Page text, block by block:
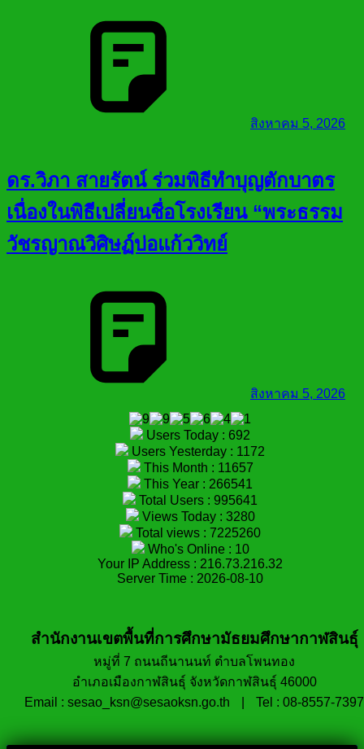
สิงหาคม 5, 2026
ดร.วิภา สายรัตน์ ร่วมพิธีทำบุญตักบาตร
เนื่องในพิธีเปลี่ยนชื่อโรงเรียน “พระธรรม
วัชรญาณวิศิษฏ์บ่อแก้ววิทย์
สิงหาคม 5, 2026
Users Today : 692
Users Yesterday : 1172
This Month : 11657
This Year : 266541
Total Users : 995641
Views Today : 3280
Total views : 7225260
Who's Online : 10
Your IP Address : 216.73.216.32
Server Time : 2026-08-10
สำนักงานเขตพื้นที่การศึกษามัธยมศึกษากาฬสินธุ์
หมู่ที่ 7 ถนนถีนานนท์ ตำบลโพนทอง
อำเภอเมืองกาฬสินธุ์ จังหวัดกาฬสินธุ์ 46000
Email : sesao_ksn@sesaoksn.go.th
Tel : 08-8557-7397